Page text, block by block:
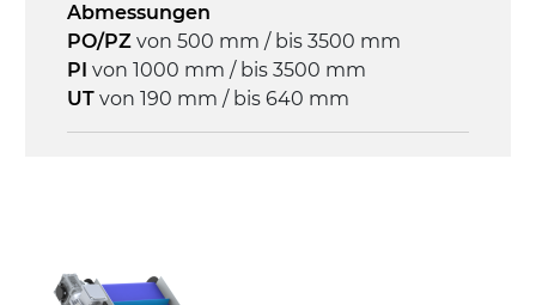
Überlastungsschutz
Abmessungen
PO/PZ von 500 mm / bis 3500 mm
PI von 1000 mm / bis 3500 mm
UT von 190 mm / bis 640 mm